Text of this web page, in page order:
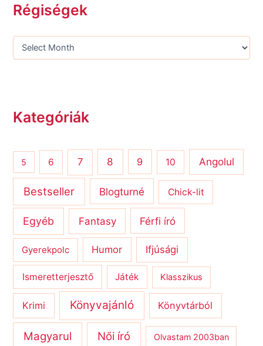
Régiségek
Kategóriák
5 6 7 8 9 10 Angolul
Bestseller Blogturné Chick-lit
Egyéb Fantasy Férfi író
Gyerekpolc Humor Ifjúsági
Ismeretterjesztő Játék Klasszikus
Krimi Könyvajánló Könyvtárból
Magyarul Női író Olvastam 2003ban